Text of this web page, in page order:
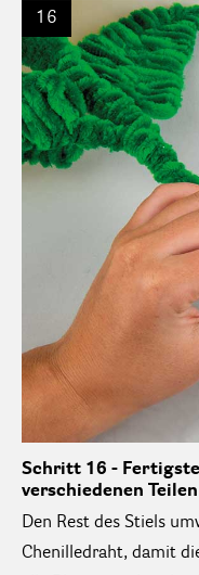
16
Schritt 16 -
verschiedenen Teilen
Den Rest des Stiels
Chenilledraht, damit